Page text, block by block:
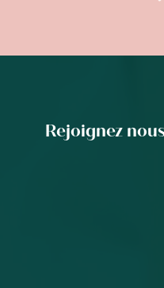
Rejoignez